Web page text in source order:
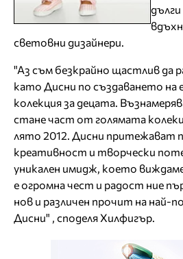
световни дизайнери.
"Аз съм безкрайно щастлив да
като Дисни по създаването на
колекция за децата.
стане част от голямата
лято 2012. Дисни притежават
креативност и творчески
уникален имидж, което
е огромна чест и радост ние
нов и различен прочит на най-
Дисни" , споделя Хилфигър.